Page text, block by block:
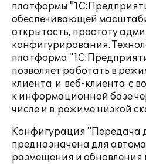
платформы
обеспечивающей
открытость, простоту
конфигурирования.
платформа
позволяет работать в
клиента и веб-клиента с
к информационной базе
числе и в режиме низкой
Конфигурация
предназначена для
размещения и обновления